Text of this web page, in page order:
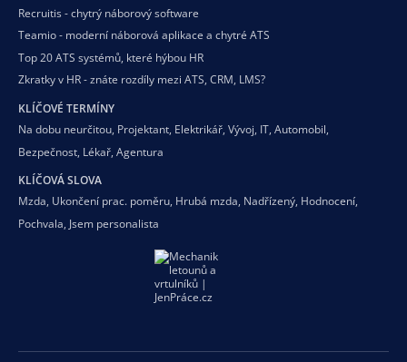
Recruitis - chytrý náborový software
Teamio - moderní náborová aplikace a chytré ATS
Top 20 ATS systémů, které hýbou HR
Zkratky v HR - znáte rozdíly mezi ATS, CRM, LMS?
KLÍČOVÉ TERMÍNY
Na dobu neurčitou, Projektant, Elektrikář, Vývoj, IT, Automobil,
Bezpečnost, Lékař, Agentura
KLÍČOVÁ SLOVA
Mzda, Ukončení prac. poměru, Hrubá mzda, Nadřízený, Hodnocení,
Pochvala, Jsem personalista